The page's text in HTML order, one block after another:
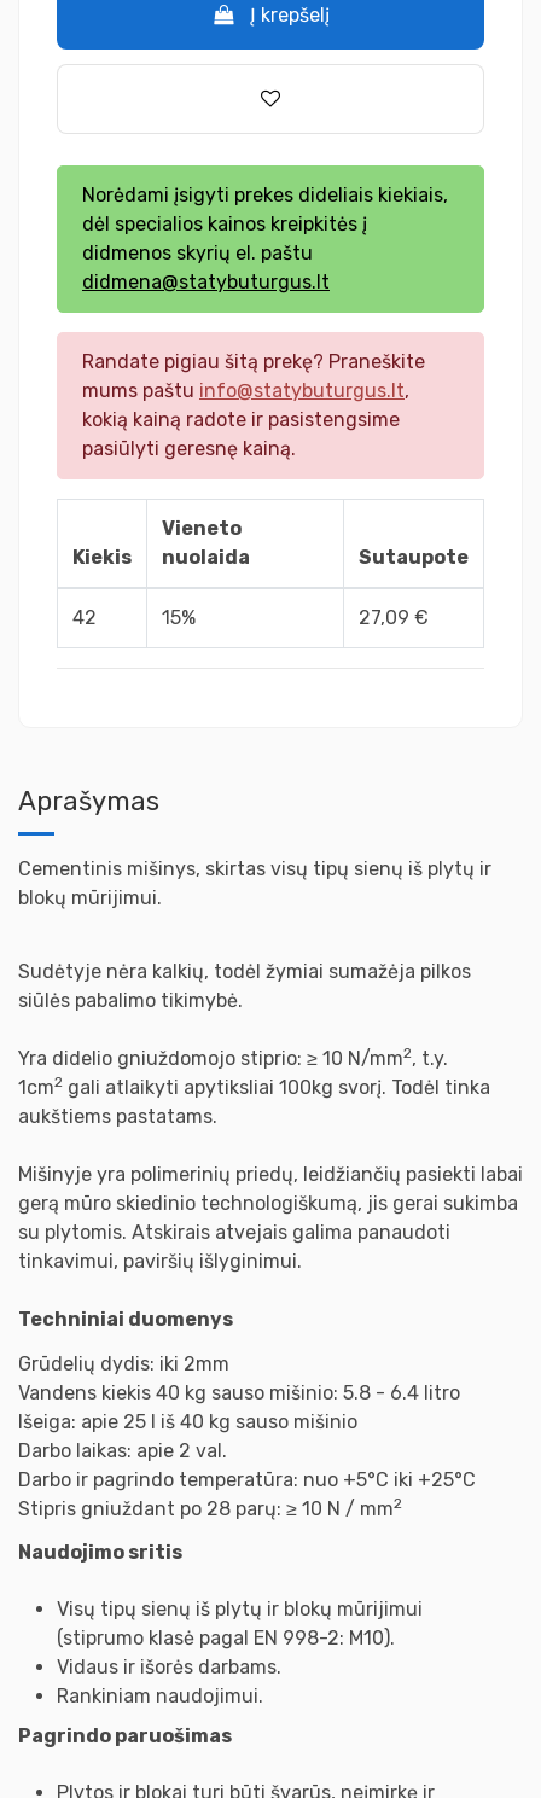
Į krepšelį
Norėdami įsigyti prekes dideliais kiekiais,
dėl specialios kainos kreipkitės į
didmenos skyrių el. paštu
didmena@statybuturgus.lt
Randate pigiau šitą prekę? Praneškite
mums paštu info@statybuturgus.lt,
kokią kainą radote ir pasistengsime
pasiūlyti geresnę kainą.
Kiekis
Vieneto
nuolaida
Sutaupote
42 15% 27,09 €
Aprašymas
Cementinis mišinys, skirtas visų tipų sienų iš plytų ir
blokų mūrijimui.
Sudėtyje nėra kalkių, todėl žymiai sumažėja pilkos
siūlės pabalimo tikimybė.
Yra didelio gniuždomojo stiprio: ≥ 10 N/mm2, t.y.
1cm2 gali atlaikyti apytiksliai 100kg svorį. Todėl tinka
aukštiems pastatams.
Mišinyje yra polimerinių priedų, leidžiančių pasiekti labai
gerą mūro skiedinio technologiškumą, jis gerai sukimba
su plytomis. Atskirais atvejais galima panaudoti
tinkavimui, paviršių išlyginimui.
Techniniai duomenys
Grūdelių dydis: iki 2mm
Vandens kiekis 40 kg sauso mišinio: 5.8 - 6.4 litro
Išeiga: apie 25 l iš 40 kg sauso mišinio
Darbo laikas: apie 2 val.
Darbo ir pagrindo temperatūra: nuo +5°С iki +25°С
Stipris gniuždant po 28 parų: ≥ 10 N / mm2
Naudojimo sritis
Visų tipų sienų iš plytų ir blokų mūrijimui
(stiprumo klasė pagal EN 998-2: M10).
Vidaus ir išorės darbams.
Rankiniam naudojimui.
Pagrindo paruošimas
Plytos ir blokai turi būti švarūs, neįmirkę ir